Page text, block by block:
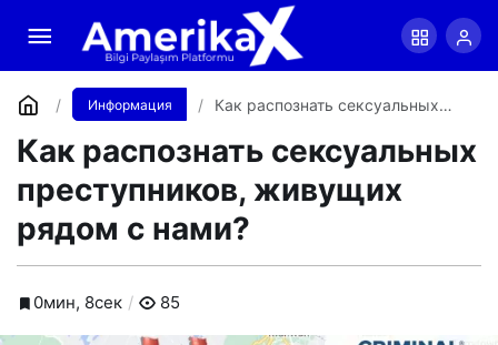
Информация
Как распознать сексуальных
нами?
Как распознать сексуальных
преступников, живущих
рядом с нами?
0мин, 8сек 85
Как распознать сексуальных
преступников, живущих рядом с нами?
Оставить комментарий